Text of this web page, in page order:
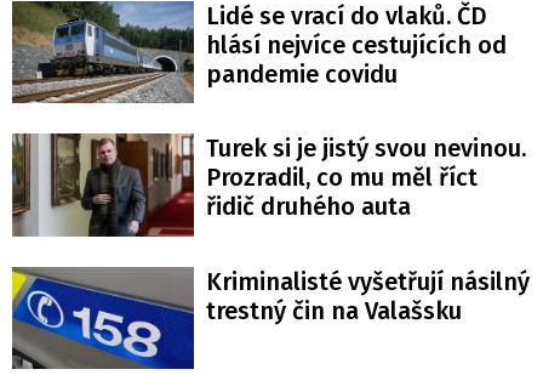
Lidé se vrací do vlaků. ČD
hlásí nejvíce cestujících od
pandemie covidu
Turek si je jistý svou nevinou.
Prozradil, co mu měl říct
řidič druhého auta
Kriminalisté vyšetřují násilný
trestný čin na Valašsku